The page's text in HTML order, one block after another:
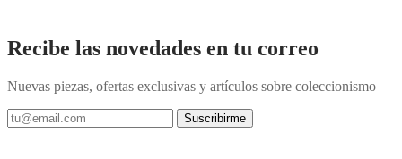
Recibe las novedades en tu correo
Nuevas piezas, ofertas exclusivas y artículos sobre coleccionismo
Suscribirme